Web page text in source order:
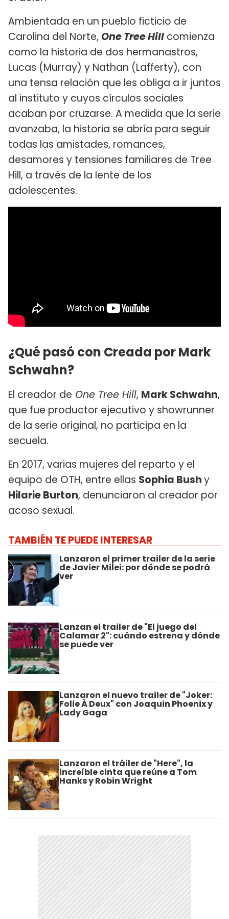
Ambientada en un pueblo ficticio de
Carolina del Norte, One Tree Hill comienza
como la historia de dos hermanastros,
Lucas (Murray) y Nathan (Lafferty), con
una tensa relación que les obliga a ir juntos
al instituto y cuyos círculos sociales
acaban por cruzarse. A medida que la serie
avanzaba, la historia se abría para seguir
todas las amistades, romances,
desamores y tensiones familiares de Tree
Hill, a través de la lente de los
adolescentes.
¿Qué pasó con Creada por Mark
Schwahn?
El creador de One Tree Hill, Mark Schwahn,
que fue productor ejecutivo y showrunner
de la serie original, no participa en la
secuela.
En 2017, varias mujeres del reparto y el
equipo de OTH, entre ellas Sophia Bushy
Hilarie Burton, denunciaron al creador por
acoso sexual.
TAMBIÉN TE PUEDE INTERESAR
Lanzaron el primer trailer de la serie
de Javier Milei: por dónde se podrá
ver
Lanzan el trailer de "El juego del
Calamar 2": cuándo estrena y dónde
se puede ver
Lanzaron el nuevo trailer de "Joker:
Folie À Deux" con Joaquin Phoenix y
Lady Gaga
Lanzaron el tráiler de "Here", la
increíble cinta que reúne a Tom
Hanks y Robin Wright